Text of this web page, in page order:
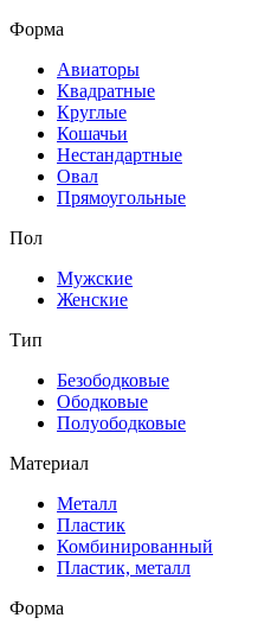
Форма
Авиаторы
Квадратные
Круглые
Кошачьи
Нестандартные
Овал
Прямоугольные
Пол
Мужские
Женские
Тип
Безободковые
Ободковые
Полуободковые
Материал
Металл
Пластик
Комбинированный
Пластик, металл
Форма